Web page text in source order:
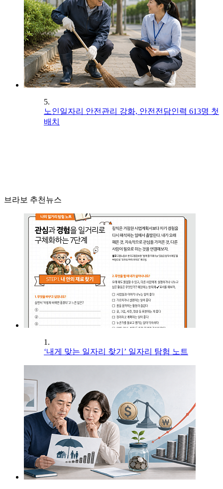
5.
노인일자리 안전관리 강화, 안전전담인력 613명 첫
배치
브라보 추천뉴스
1.
‘내게 맞는 일자리 찾기’ 일자리 탐험 노트